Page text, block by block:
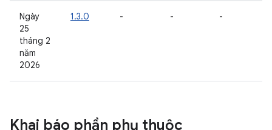
Ngày
25
tháng 2
năm
2026
1.3.0 - - -
Khai báo phần phụ thuộc